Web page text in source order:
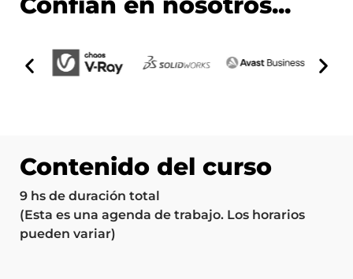
Contenido del curso
9 hs de duración total
(Esta es una agenda de trabajo. Los horarios
pueden variar)